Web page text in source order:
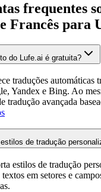
frequentes
Francês para
do Lufe.ai é gratuita?
traduções automáticas
Yandex e Bing. Ao
tradução avançada
de tradução
estilos de tradução
textos em setores e